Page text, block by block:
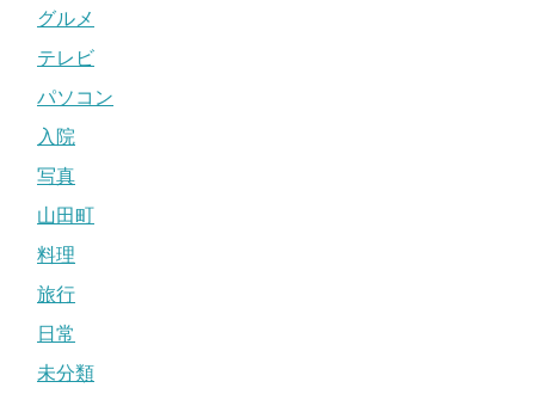
グルメ
テレビ
パソコン
入院
写真
山田町
料理
旅行
日常
未分類